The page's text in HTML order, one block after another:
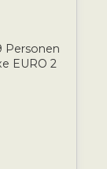
Personen
EURO 2